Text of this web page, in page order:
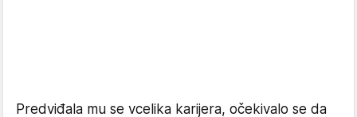
Predviđala mu se vcelika karijera, očekivalo se da